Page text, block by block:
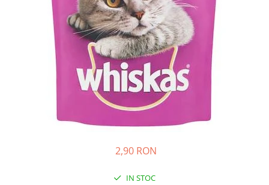
Custi transport
Ingrijire Pisici
Asternut pisici
Igiena pisici
Sampoane pisici
Recompense Pisici
Castroane caini
Custi transport
Zgarzi, lese, hamuri
Recompense Caini
2,90 RON
IN STOC